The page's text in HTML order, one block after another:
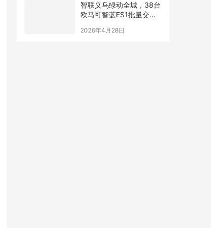
智联义乌绿动全城，38台
欧马可智蓝ES1批量交付
2026年4月28日